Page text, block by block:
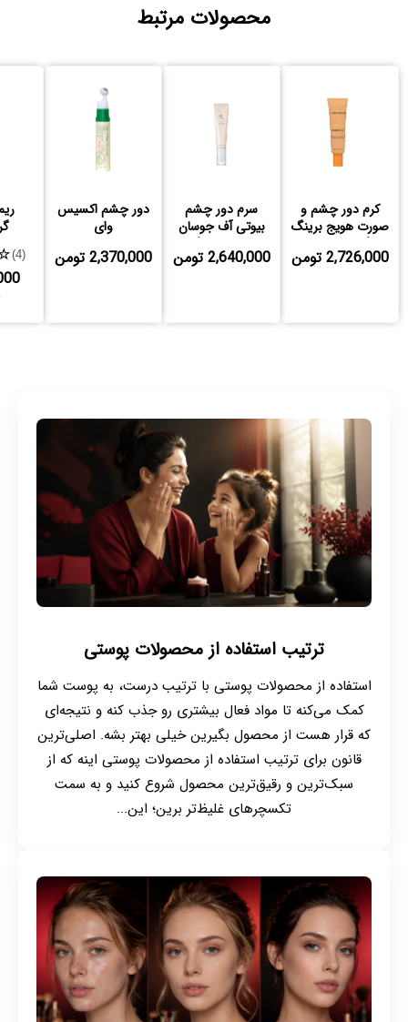
محصولات مرتبط
کرم دور چشم و
صورت هویج برینگ
گرین کاروت
2,726,000 تومن
سرم دور چشم
بیوتی آف جوسان
حاوی جینسنگ و
رتینال
2,640,000 تومن
دور چشم اکسیس
وای
2,370,000 تومن (4)
ترتیب استفاده از محصولات پوستی
استفاده از محصولات پوستی با ترتیب درست، به پوست شما
کمک می‌کنه تا مواد فعال بیشتری رو جذب کنه و نتیجه‌ای
که قرار هست از محصول بگیرین خیلی بهتر بشه. اصلی‌ترین
قانون برای ترتیب استفاده از محصولات پوستی اینه که از
سبک‌ترین و رقیق‌ترین محصول شروع کنید و به سمت
تکسچرهای غلیظ‌تر برین؛ این...